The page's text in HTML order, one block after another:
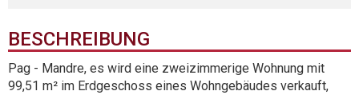
BESCHREIBUNG
Pag - Mandre, es wird eine zweizimmerige Wohnung mit
99,51 m² im Erdgeschoss eines Wohngebäudes verkauft,